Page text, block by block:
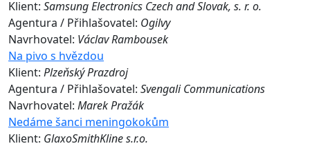
Klient: Samsung Electronics Czech and Slovak, s. r. o.
Agentura / Přihlašovatel: Ogilvy
Navrhovatel: Václav Rambousek
Na pivo s hvězdou
Klient: Plzeňský Prazdroj
Agentura / Přihlašovatel: Svengali Communications
Navrhovatel: Marek Pražák
Nedáme šanci meningokokům
Klient: GlaxoSmithKline s.r.o.